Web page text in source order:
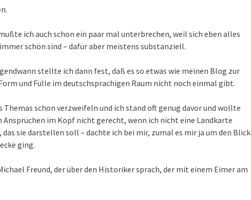
ich auch schon ein paar mal unterbrechen, weil sich eben alles
schön sind – dafür aber meistens substanziell.
stellte ich dann fest, daß es so etwas wie meinen Blog zur
und Fülle im deutschsprachigen Raum nicht noch einmal gibt.
Themas schon verzweifeln und ich stand oft genug davor und wollte
Ansprüchen im Kopf nicht gerecht, wenn ich nicht eine Landkarte
sie darstellen soll – dachte ich bei mir, zumal es mir ja um den Blick
ging.
Freund, der über den Historiker sprach, der mit einem Eimer am